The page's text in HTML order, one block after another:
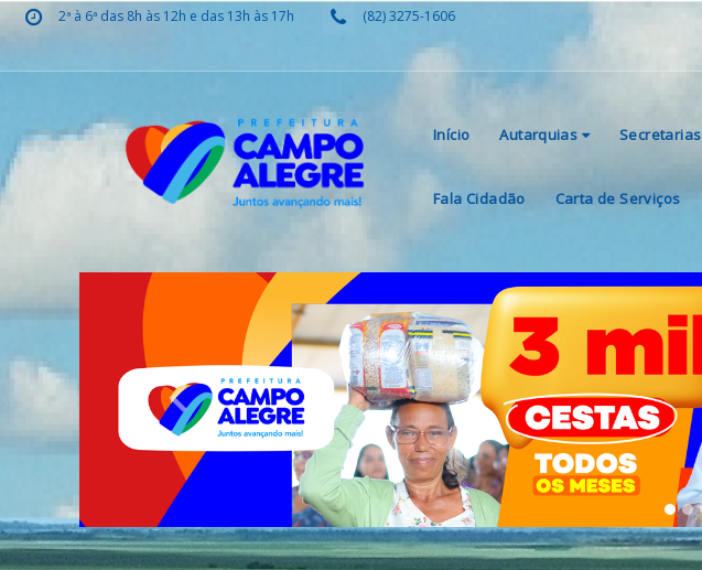
2ª à 6ª das 8h às 12h e das 13h às 17h (82) 3275-1606
Início Autarquias Secretarias
Fala Cidadão Carta de Serviços
Previous